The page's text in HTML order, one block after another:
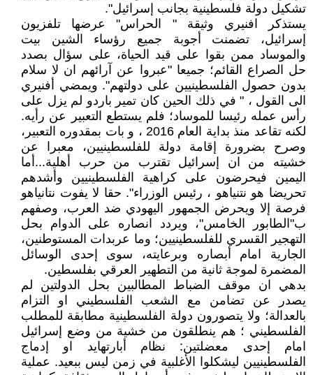
تشكيل دولة فلسطينية بجانب إسرائيل".
يستذكر افنيري وثيقة " الحراس" عرضها تلفزيون
إسرائيل، تضمنت أجوبة جميع رؤساء الشين بيت
والموساد ممن بقوا على قيد الحياة، على سؤال بصدد
حل الصراع القائم؛ جميعا "عبروا عن آرائهم ان لا سلام
بدون حصول الفلسطينيين على دولتهم". ويمضي أفنيري
الى القول ، " في ذلك الحين كان تمير باردو لم يزل على
رأس عمله رئيسا للموساد؛ فلم يستطع التعبير عن رأيه.
لكنه تقاعد منذ بداية العام 2016 ، و بات بمقدوره التعبير،
وصرح بضرورة إقامة دولة للفلسطينيين، معبرا عن
خشيته من ان إسرائيل تقترب من حرب أهلية...أما
اليمين فيحرضون على كراهية الفلسطينيين وأشدهم
تحريضا هو نتنياهو ، رئيس الوزراء". حقا لا يفوت نتانياهو
فرصة إلا ويحرض الجمهور اليهودي ضد العرب، وصفهم
ب"الطابور الخامس"، ويردد انصاره على الدوام بحل
التهجير القسري للفلسطينيين؛ وما عربدات المستوطنين،
الجارية امام أبصاره وبرعايته، سوى إحدى الوسائل
المضمرة لموجة ثانية من التطهير العرقي بفلسطين.
بدهي ان موقف الضباط المطالبين بحل الدولتين لم
يصدر عن تضامن مع الشعب الفلسطيني او التزام
بالعدالة؛ ولا يتصورون دولة الفلسطينية مطابقة للمطلب
الفلسطيني ؛ هم ينطلقون من خشية من وضع إسرائيل
امام إحدى معضلتين: نظام أبارتهايد او إدماج
الفلسطينيين ليشكلوا الأغلبية في زمن ليس ببعيد. عملية